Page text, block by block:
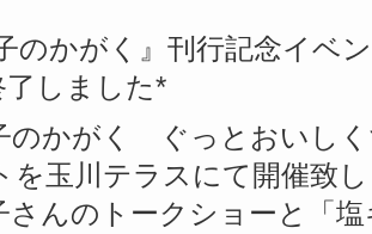
のかがく』刊行記念イベ
了しました*
のかがく ぐっとおいし
を玉川テラスにて開催致
さんのトークショーと「